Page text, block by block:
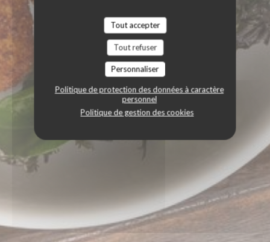
Tout accepter
Tout refuser
Personnaliser
Politique de protection des données à caractère
personnel
Politique de gestion des cookies